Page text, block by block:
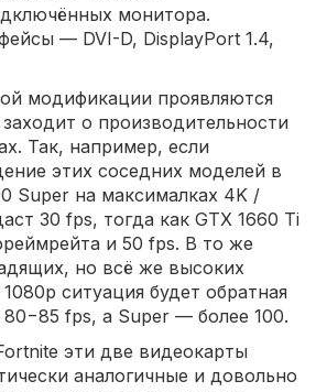
монитора.
— DVI-D, DisplayPort 1.4,
модификации проявляются
о производительности
Так, например, если
этих соседних моделей в
Super на максималках 4K /
30 fps, тогда как GTX 1660 Ti
и 50 fps. В то же
но всё же высоких
ситуация будет обратная
fps, а Super — более 100.
эти две видеокарты
аналогичные и довольно